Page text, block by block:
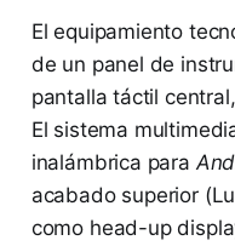
El equipamiento
de un panel de
pantalla táctil
El sistema
inalámbrica para
acabado superior
como head-up